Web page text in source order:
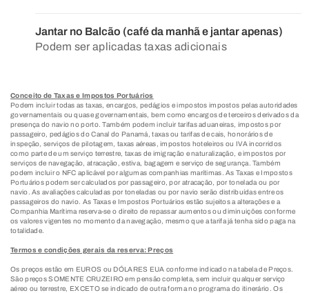
Jantar no Balcão (café da manhã e jantar apenas)
Podem ser aplicadas taxas adicionais
Conceito de Taxas e Impostos Portuários
Podem incluir todas as taxas, encargos, pedágios e impostos impostos pelas autoridades
governamentais ou quase governamentais, bem como encargos de terceiros derivados da
presença do navio no porto. Também podem incluir tarifas aduaneiras, impostos por
passageiro, pedágios do Canal do Panamá, taxas ou tarifas de cais, honorários de
inspeção, serviços de pilotagem, taxas aéreas, impostos hoteleiros ou IVA incorridos
como parte de um serviço terrestre, taxas de imigração e naturalização, e impostos por
serviços de navegação, atracação, estiva, bagagem e serviço de segurança. Também
podem incluir o NFC aplicável por algumas companhias marítimas. As Taxas e Impostos
Portuários podem ser calculados por passageiro, por atracação, por tonelada ou por
navio. As avaliações calculadas por toneladas ou por navio serão distribuídas entre os
passageiros do navio. As Taxas e Impostos Portuários estão sujeitos a alterações e a
Companhia Marítima reserva-se o direito de repassar aumentos ou diminuições conforme
os valores vigentes no momento da navegação, mesmo que a tarifa já tenha sido paga na
totalidade.
Termos e condições gerais da reserva: Preços
Os preços estão em EUROS ou DÓLARES EUA conforme indicado na tabela de Preços.
São preços SOMENTE CRUZEIRO em pensão completa, sem incluir qualquer serviço
aéreo ou terrestre, EXCETO se indicado de outra forma no programa do itinerário. Os